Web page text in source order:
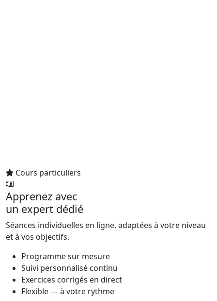
Cours particuliers
Apprenez avec
un expert dédié
Séances individuelles en ligne, adaptées à votre niveau
et à vos objectifs.
Programme sur mesure
Suivi personnalisé continu
Exercices corrigés en direct
Flexible — à votre rythme